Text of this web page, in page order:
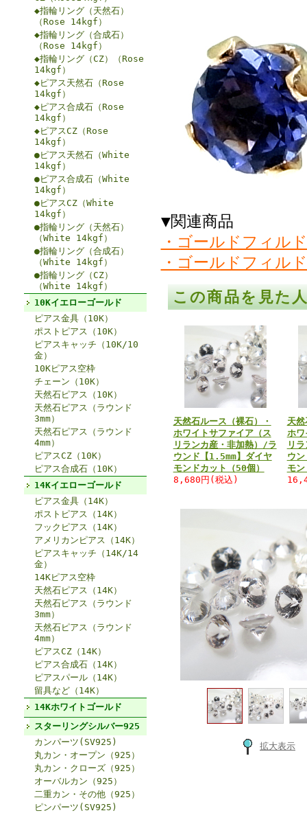
◆指輪リング（天然石）
（Rose 14kgf）
◆指輪リング（合成石）
（Rose 14kgf）
◆指輪リング（CZ）（Rose
14kgf）
◆ピアス天然石（Rose
14kgf）
◆ピアス合成石（Rose
14kgf）
◆ピアスCZ（Rose
14kgf）
●ピアス天然石（White
14kgf）
●ピアス合成石（White
14kgf）
●ピアスCZ（White
14kgf）
●指輪リング（天然石）
（White 14kgf）
●指輪リング（合成石）
（White 14kgf）
●指輪リング（CZ）
（White 14kgf）
10Kイエローゴールド
ピアス金具（10K）
ポストピアス（10K）
ピアスキャッチ（10K/10
金）
10Kピアス空枠
チェーン（10K）
天然石ピアス（10K）
天然石ピアス（ラウンド
3mm）
天然石ピアス（ラウンド
4mm）
ピアスCZ（10K）
ピアス合成石（10K）
14Kイエローゴールド
ピアス金具（14K）
ポストピアス（14K）
フックピアス（14K）
アメリカンピアス（14K）
ピアスキャッチ（14K/14
金）
14Kピアス空枠
天然石ピアス（14K）
天然石ピアス（ラウンド
3mm）
天然石ピアス（ラウンド
4mm）
ピアスCZ（14K）
ピアス合成石（14K）
ピアスパール（14K）
留具など（14K）
14Kホワイトゴールド
スターリングシルバー925
カンパーツ(SV925)
丸カン・オープン（925）
丸カン・クローズ（925）
オーバルカン（925）
二重カン・その他（925）
ピンパーツ(SV925)
▼関連商品
・ゴールドフィル
・ゴールドフィル
この商品を見た
天然石ルース（裸石）・
ホワイトサファイア（ス
リランカ産・非加熱）/ラ
ウンド【1.5mm】ダイヤ
モンドカット（50個）
8,680円(税込)
天
ホワ
リ
ウ
モ
拡大表示